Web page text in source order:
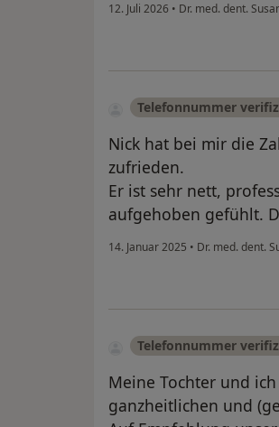
12. Juli 2026 • Dr. med. dent.
Telefonnummer
Nick hat bei mir die
zufrieden.
Er ist sehr nett,
aufgehoben gefühlt.
14. Januar 2025 • Dr. med. dent.
Telefonnummer
Meine Tochter und
ganzheitlichen und